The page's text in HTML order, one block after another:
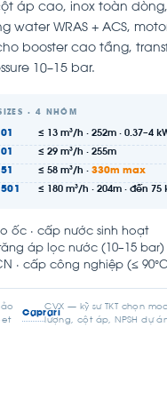
áp cao, inox toàn
water WRAS + ACS,
booster cao tầng,
10–15 bar.
· 4 NHÓM
≤ 13 m³/h · 252m · 0.37–4
≤ 29 m³/h · 255m
≤ 58 m³/h ·330m max
≤ 180 m³/h · 204m · đến 75
ốc · cấp nước sinh hoạt
tăng áp lọc nước (10–15 bar)
· cấp công nghiệp (≤
Caprari
CVX — kỹ sư TKT chọn
lượng, cột áp, NPSH dự